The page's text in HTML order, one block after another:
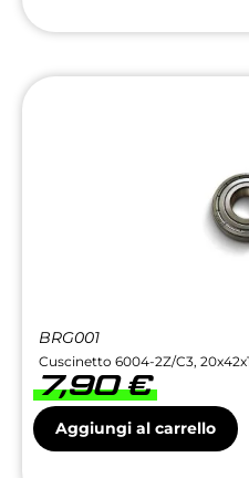
BRG001
Cuscinetto 6004-2Z/C3,
7,90€
Aggiungi al carrello